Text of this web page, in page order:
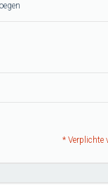
* Verplichte